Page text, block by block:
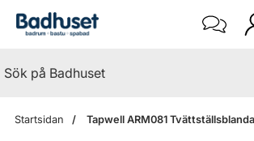
Startsidan Tapwell ARM081